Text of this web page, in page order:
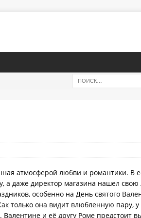
атмосферой любви и романтики. В
а даже директор магазина нашел
особенно на День святого
только она видит влюбленную пару, у
и её другу Роме предстоит